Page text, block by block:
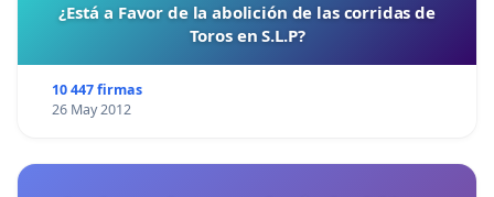
¿Está a Favor de la abolición de las corridas de
Toros en S.L.P?
10 447 firmas
26 May 2012